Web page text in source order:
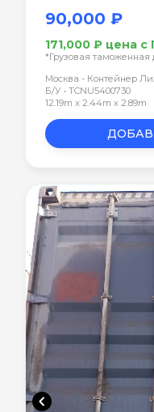
90,000 ₽
171,000 ₽ цена с
*Грузовая таможенная
Москва - Контейнер
Б/У • TCNU5400730
12.19m x 2.44m x 2.89m
chevron_left